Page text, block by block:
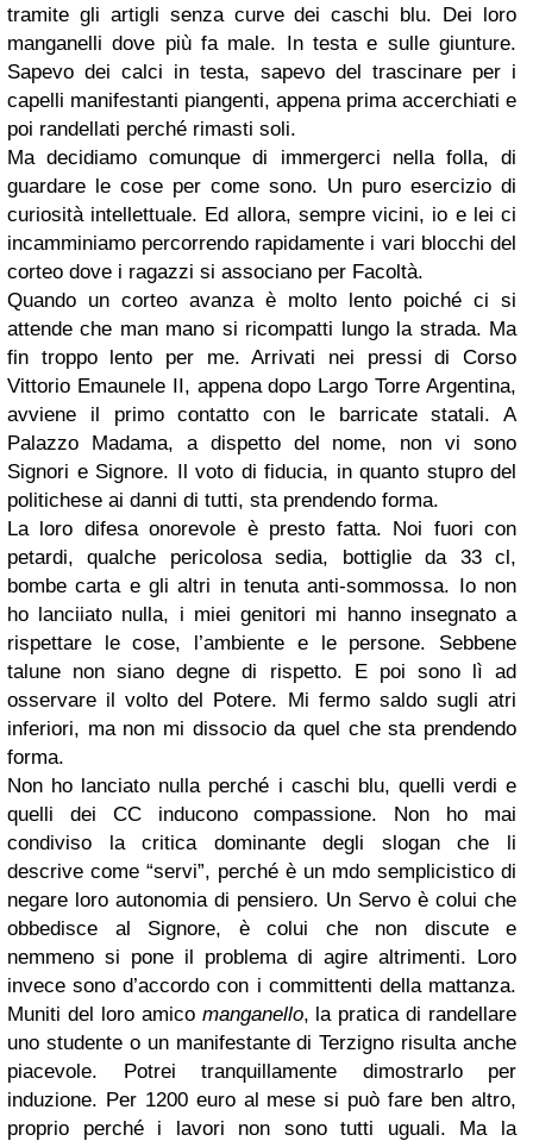
tramite gli artigli senza curve dei caschi blu. Dei loro
manganelli dove più fa male. In testa e sulle giunture.
Sapevo dei calci in testa, sapevo del trascinare per i
capelli manifestanti piangenti, appena prima accerchiati e
poi randellati perché rimasti soli.
Ma decidiamo comunque di immergerci nella folla, di
guardare le cose per come sono. Un puro esercizio di
curiosità intellettuale. Ed allora, sempre vicini, io e lei ci
incamminiamo percorrendo rapidamente i vari blocchi del
corteo dove i ragazzi si associano per Facoltà.
Quando un corteo avanza è molto lento poiché ci si
attende che man mano si ricompatti lungo la strada. Ma
fin troppo lento per me. Arrivati nei pressi di Corso
Vittorio Emaunele II, appena dopo Largo Torre Argentina,
avviene il primo contatto con le barricate statali. A
Palazzo Madama, a dispetto del nome, non vi sono
Signori e Signore. Il voto di fiducia, in quanto stupro del
politichese ai danni di tutti, sta prendendo forma.
La loro difesa onorevole è presto fatta. Noi fuori con
petardi, qualche pericolosa sedia, bottiglie da 33 cl,
bombe carta e gli altri in tenuta anti-sommossa. Io non
ho lanciiato nulla, i miei genitori mi hanno insegnato a
rispettare le cose, l’ambiente e le persone. Sebbene
talune non siano degne di rispetto. E poi sono lì ad
osservare il volto del Potere. Mi fermo saldo sugli atri
inferiori, ma non mi dissocio da quel che sta prendendo
forma.
Non ho lanciato nulla perché i caschi blu, quelli verdi e
quelli dei CC inducono compassione. Non ho mai
condiviso la critica dominante degli slogan che li
descrive come “servi”, perché è un mdo semplicistico di
negare loro autonomia di pensiero. Un Servo è colui che
obbedisce al Signore, è colui che non discute e
nemmeno si pone il problema di agire altrimenti. Loro
invece sono d’accordo con i committenti della mattanza.
Muniti del loro amico manganello, la pratica di randellare
uno studente o un manifestante di Terzigno risulta anche
piacevole. Potrei tranquillamente dimostrarlo per
induzione. Per 1200 euro al mese si può fare ben altro,
proprio perché i lavori non sono tutti uguali. Ma la